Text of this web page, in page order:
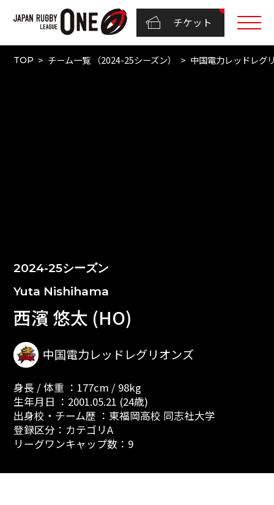
チケット
TOP チーム一覧 （2024-25シーズン） 中国電力レッドレグ
2024-25シーズン
Yuta Nishihama
西濱 悠太 (HO)
中国電力レッドレグリオンズ
身長 / 体重 ：177cm / 98kg
生年月日 ：2001.05.21 (24歳)
出身校・チーム歴 ：東福岡高校 同志社大学
登録区分：カテゴリA
リーグワンキャップ数：9